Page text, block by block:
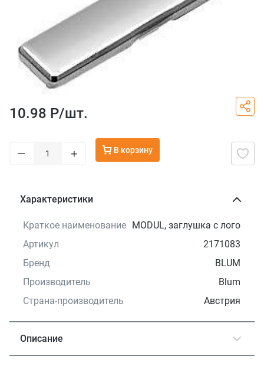
10.98 Р/шт.
– + В корзину
Характеристики
Краткое наименование MODUL, заглушка с лого
Артикул
2171083
Бренд
BLUM
Производитель
Blum
Страна-производитель
Австрия
Описание